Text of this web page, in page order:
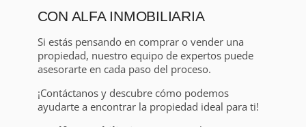
CON ALFA INMOBILIARIA
Si estás pensando en comprar o vender una
propiedad, nuestro equipo de expertos puede
asesorarte en cada paso del proceso.
¡Contáctanos y descubre cómo podemos
ayudarte a encontrar la propiedad ideal para ti!